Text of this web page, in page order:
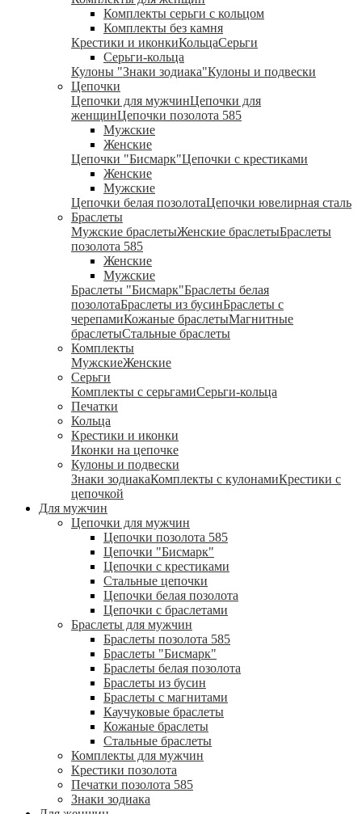
Комплекты серьги с кольцом
Комплекты без камня
Крестики и иконкиКольцаСерьги
Серьги-кольца
Кулоны "Знаки зодиака"Кулоны и подвески
Цепочки
Цепочки для мужчинЦепочки для
женщинЦепочки позолота 585
Мужские
Женские
Цепочки "Бисмарк"Цепочки с крестиками
Женские
Мужские
Цепочки белая позолотаЦепочки ювелирная сталь
Браслеты
Мужские браслетыЖенские браслетыБраслеты
позолота 585
Женские
Мужские
Браслеты "Бисмарк"Браслеты белая
позолотаБраслеты из бусинБраслеты с
черепамиКожаные браслетыМагнитные
браслетыСтальные браслеты
Комплекты
МужскиеЖенские
Серьги
Комплекты с серьгамиСерьги-кольца
Печатки
Кольца
Крестики и иконки
Иконки на цепочке
Кулоны и подвески
Знаки зодиакаКомплекты с кулонамиКрестики с
цепочкой
Для мужчин
Цепочки для мужчин
Цепочки позолота 585
Цепочки "Бисмарк"
Цепочки с крестиками
Стальные цепочки
Цепочки белая позолота
Цепочки с браслетами
Браслеты для мужчин
Браслеты позолота 585
Браслеты "Бисмарк"
Браслеты белая позолота
Браслеты из бусин
Браслеты с магнитами
Каучуковые браслеты
Кожаные браслеты
Стальные браслеты
Комплекты для мужчин
Крестики позолота
Печатки позолота 585
Знаки зодиака